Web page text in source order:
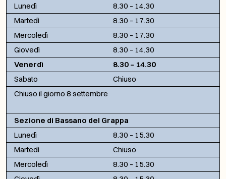
Lunedì
8.30 – 14.30
Martedì
8.30 – 17.30
Mercoledì
8.30 – 17.30
Giovedì
8.30 – 14.30
Venerdì
8.30 – 14.30
Sabato
Chiuso
Chiuso il giorno 8 settembre
Sezione di Bassano del Grappa
Lunedì
8.30 – 15.30
Martedì
Chiuso
Mercoledì
8.30 – 15.30